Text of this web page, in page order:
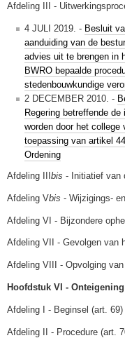
Afdeling III -
4 JULI 2019. - Besluit
aanduiding van de
advies uit te brengen in
BWRO bepaalde
stedenbouwkundige
2 DECEMBER 2010. -
Regering betreffende
worden door het college
toepassing van artikel
Ordening
Afdeling III bis - Initiatief van
Afdeling Vbis - Wijzigings-
Afdeling VI - Bijzondere
Afdeling VII - Gevolgen van
Afdeling VIII - Opvolging
Hoofdstuk VI -
Afdeling I - Beginsel (art. 69)
Afdeling II - Procedure (art.